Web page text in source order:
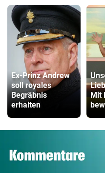
Ex-Prinz Andrew
soll royales
Begräbnis
erhalten
Mit